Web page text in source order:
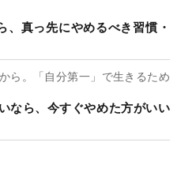
、真っ先にやめるべき習慣・
ら。「自分第一」で生きるため
なら、今すぐやめた方がいい